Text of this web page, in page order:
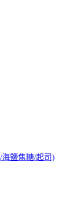
海鹽焦糖/起司)